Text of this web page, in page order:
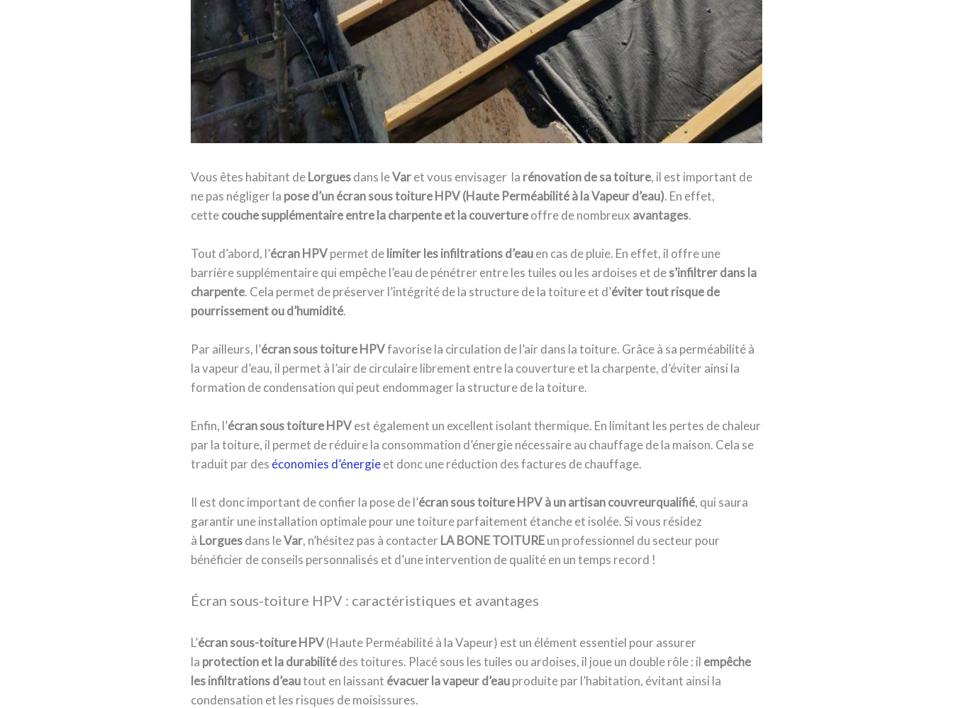
Vous êtes habitant deLorguesdans leVaret vous envisager la rénovation de sa toiture, il est important de
ne pas négliger la pose d’un écran sous toiture HPV (Haute Perméabilité à la Vapeur d’eau). En effet,
cettecouche supplémentaire entre la charpente et la couvertureoffre de nombreux avantages.
Tout d’abord, l’écran HPVpermet delimiter les infiltrations d’eauen cas de pluie. En effet, il offre une
barrière supplémentaire qui empêche l’eau de pénétrer entre les tuiles ou les ardoises et des’infiltrer dans la
charpente. Cela permet de préserver l’intégrité de la structure de la toiture et d’éviter tout risque de
pourrissement ou d’humidité.
Par ailleurs, l’écran sous toiture HPVfavorise la circulation de l’air dans la toiture. Grâce à sa perméabilité à
la vapeur d’eau, il permet à l’air de circulaire librement entre la couverture et la charpente, d’éviter ainsi la
formation de condensation qui peut endommager la structure de la toiture.
Enfin, l’écran sous toiture HPVest également un excellent isolant thermique. En limitant les pertes de chaleur
par la toiture, il permet de réduire la consommation d’énergie nécessaire au chauffage de la maison. Cela se
traduit par des économies d’énergieet donc une réduction des factures de chauffage.
Il est donc important de confier la pose de l’écran sous toiture HPV à un artisan couvreurqualifié, qui saura
garantir une installation optimale pour une toiture parfaitement étanche et isolée. Si vous résidez
à Lorguesdans leVar, n’hésitez pas à contacter LA BONE TOITUREun professionnel du secteur pour
bénéficier de conseils personnalisés et d’une intervention de qualité en un temps record !
Écran sous-toiture HPV : caractéristiques et avantages
L’écran sous-toiture HPV(Haute Perméabilité à la Vapeur) est un élément essentiel pour assurer
la protection et la durabilitédes toitures. Placé sous les tuiles ou ardoises, il joue un double rôle : il empêche
les infiltrations d’eautout en laissant évacuer la vapeur d’eauproduite par l’habitation, évitant ainsi la
condensation et les risques de moisissures.